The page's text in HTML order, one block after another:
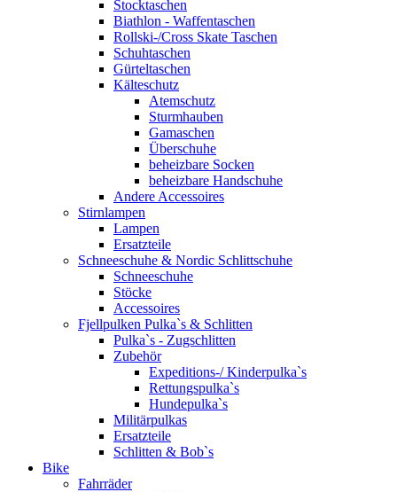
Stocktaschen
Biathlon - Waffentaschen
Rollski-/Cross Skate Taschen
Schuhtaschen
Gürteltaschen
Kälteschutz
Atemschutz
Sturmhauben
Gamaschen
Überschuhe
beheizbare Socken
beheizbare Handschuhe
Andere Accessoires
Stirnlampen
Lampen
Ersatzteile
Schneeschuhe & Nordic Schlittschuhe
Schneeschuhe
Stöcke
Accessoires
Fjellpulken Pulka`s & Schlitten
Pulka`s - Zugschlitten
Zubehör
Expeditions-/ Kinderpulka`s
Rettungspulka`s
Hundepulka`s
Militärpulkas
Ersatzteile
Schlitten & Bob`s
Bike
Fahrräder